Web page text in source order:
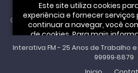
Cookie Notice
Este site utiliza cookies
experiência e fornecer serviços
continuar a navegar, você
de cookies. Para mais
Política de Privacidade.
Interativa FM - 25 Anos de Trabalho
99999‑8879